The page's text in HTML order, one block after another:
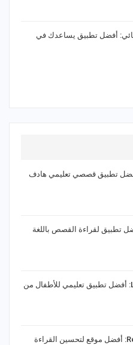
أفضل تطبيق يساعدك في
تطبيق قصصي تعليمي هادف
تطبيق لقراءة القصص باللغة
تحميل LogicLike: أفضل تطبيق تعليمي للأطفال من
موقع ReadTheory: أفضل موقع لتحسين القراءة